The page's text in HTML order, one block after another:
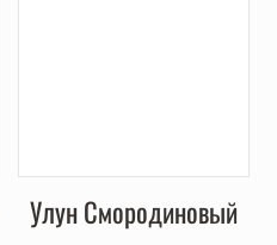
Улун Смородиновый